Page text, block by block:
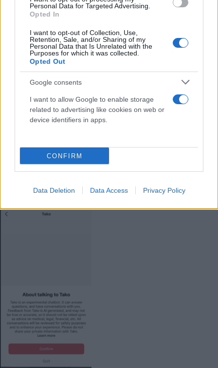
Personal Data for Targeted Advertising.
Opted In
I want to opt-out of Collection, Use,
Retention, Sale, and/or Sharing of my
Personal Data that Is Unrelated with the
Purposes for which it was collected.
Opted Out
Google consents
I want to allow Google to enable storage
related to advertising like cookies on web or
device identifiers in apps.
CONFIRM
Data Deletion Data Access Privacy Policy
εικονίδιο σαν φάντασμα στην επάνω δεξιά γωνία
της οθόνης της εφαρμογής. Αφού πατήσουν αυτό
το εικονίδιο, οι χρήστες οδηγούνται σε μια
συνομιλία, όπου μπορούν να κάνουν ερωτήσεις. Ο
Buchuk είπε στο Bloomberg ότι το Tako μπορεί
επίσης να παρέχει συστάσεις για περιεχόμενο με
βάση τα ενδιαφέροντα και τις προτιμήσεις των
χρηστών.
κοινοποιήθηκαν στο Bloomberg. «Μπορεί να
απαντήσει σε ερωτήσεις και να συνομιλήσει μαζί